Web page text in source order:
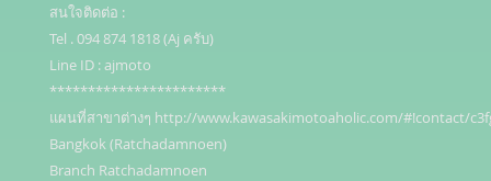
สนใจติดต่อ :
Tel . 094 874 1818 (Aj ครับ)
Line ID : ajmoto
***********************
แผนที่สาขาต่างๆ http://www.kawasakimotoaholic.com/#!contact/
Bangkok (Ratchadamnoen)
Branch Ratchadamnoen